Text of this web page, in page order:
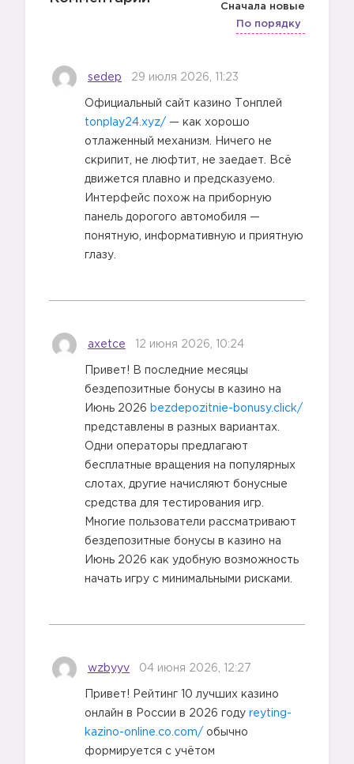
2️⃣
4️⃣
Сначала новые
По порядку
sedep 29 июля 2026, 11:23
Официальный сайт казино Тонплей
tonplay24.xyz/ — как хорошо
отлаженный механизм. Ничего не
скрипит, не люфтит, не заедает. Всё
движется плавно и предсказуемо.
Интерфейс похож на приборную
панель дорогого автомобиля —
понятную, информативную и приятную
глазу.
axetce 12 июня 2026, 10:24
Привет! В последние месяцы
бездепозитные бонусы в казино на
Июнь 2026 bezdepozitnie-bonusy.click/
представлены в разных вариантах.
Одни операторы предлагают
бесплатные вращения на популярных
слотах, другие начисляют бонусные
средства для тестирования игр.
Многие пользователи рассматривают
бездепозитные бонусы в казино на
Июнь 2026 как удобную возможность
начать игру с минимальными рисками.
wzbyyv 04 июня 2026, 12:27
Привет! Рейтинг 10 лучших казино
онлайн в России в 2026 году reyting-
kazino-online.co.com/ обычно
формируется с учётом